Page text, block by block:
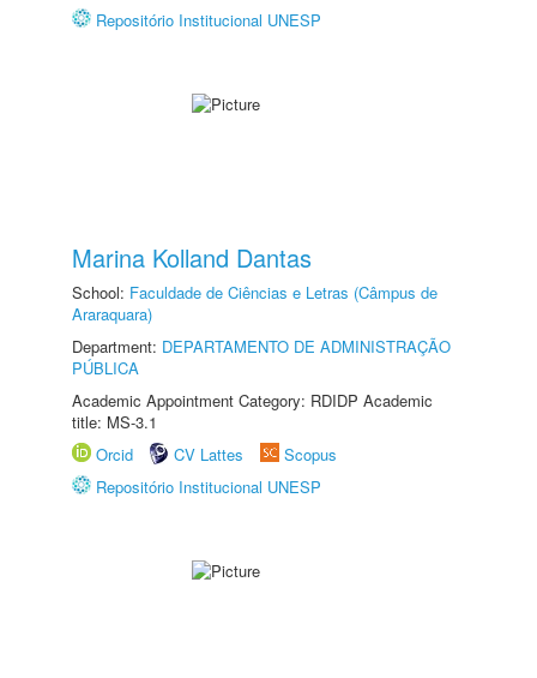
Repositório Institucional UNESP
Marina Kolland Dantas
School: Faculdade de Ciências e Letras (Câmpus de
Araraquara)
Department: DEPARTAMENTO DE ADMINISTRAÇÃO
PÚBLICA
Academic Appointment Category: RDIDP Academic
title: MS-3.1
Orcid
CV Lattes
Scopus
Repositório Institucional UNESP